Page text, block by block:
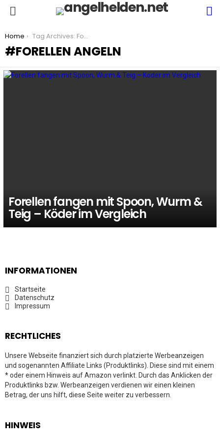
You are here:
Home Tag Archives: Forellen Angeln
FORELLEN ANGELN
Forellen fangen mit Spoon, Wurm &
Teig – Köder im Vergleich
INFORMATIONEN
Startseite
Datenschutz
Impressum
RECHTLICHES
Unsere Webseite finanziert sich durch platzierte Werbeanzeigen
und sogenannten Affiliate Links (Produktlinks). Diese sind mit einem
* oder einem Hinweis auf Amazon verlinkt. Durch das Anklicken der
Produktlinks bzw. Werbeanzeigen verdienen wir einen kleinen
Betrag, der uns hilft, diese Seite weiter zu verbessern.
HINWEIS